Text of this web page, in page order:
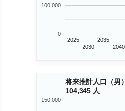
2025
2030
2035
2040
0
100,000
将来推計人口（男）
104,345 人
150,000